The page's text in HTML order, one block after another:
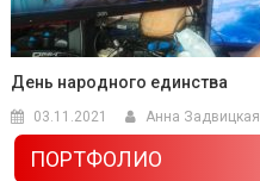
День народного единства
03.11.2021 Анна Задвицкая
ПОРТФОЛИО